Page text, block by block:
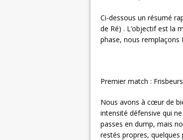
Ci-dessous un résumé
de Ré) . L’objectif est la
phase, nous remplaçons
Premier match :
Nous avons à cœur de
intensité défensive qui
passes en dump, mais
restés propres,